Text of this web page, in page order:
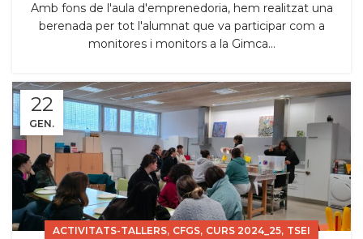
Amb fons de l'aula d'emprenedoria, hem realitzat una
berenada per tot l'alumnat que va participar com a
monitores i monitors a la Gimca...
22
GEN.
ACTIVITATS-TALLERS, CFGS, CURS 2024_25, TSEI